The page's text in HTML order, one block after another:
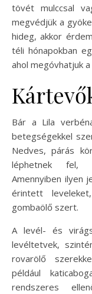
tövét mulccsal
megvédjük a
hideg, akkor
téli hónapokban
ahol megóvhatjuk
Bár a Lila
betegségekkel
Nedves, párás
léphetnek fel,
Amennyiben ilyen
érintett
gombaölő szert.
A levél- és
levéltetvek,
rovarölő
például
rendszeres